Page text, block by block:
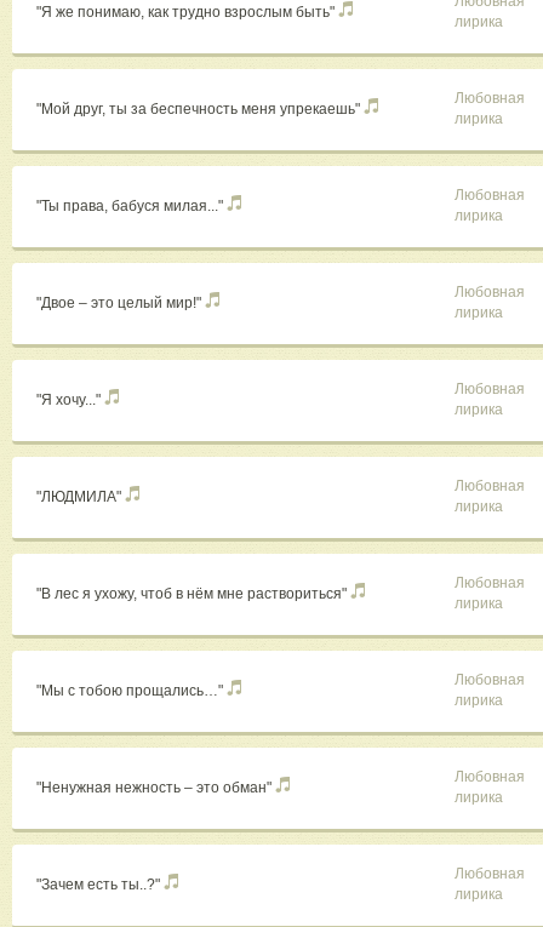
"Я же понимаю, как трудно взрослым быть"
лирика
"Мой друг, ты за беспечность меня упрекаешь"
Любовная
лирика
"Ты права, бабуся милая..."
Любовная
лирика
"Двое – это целый мир!"
Любовная
лирика
"Я хочу..."
Любовная
лирика
"ЛЮДМИЛА"
Любовная
лирика
"В лес я ухожу, чтоб в нём мне раствориться"
Любовная
лирика
"Мы с тобою прощались…"
Любовная
лирика
"Ненужная нежность – это обман"
Любовная
лирика
"Зачем есть ты..?"
Любовная
лирика